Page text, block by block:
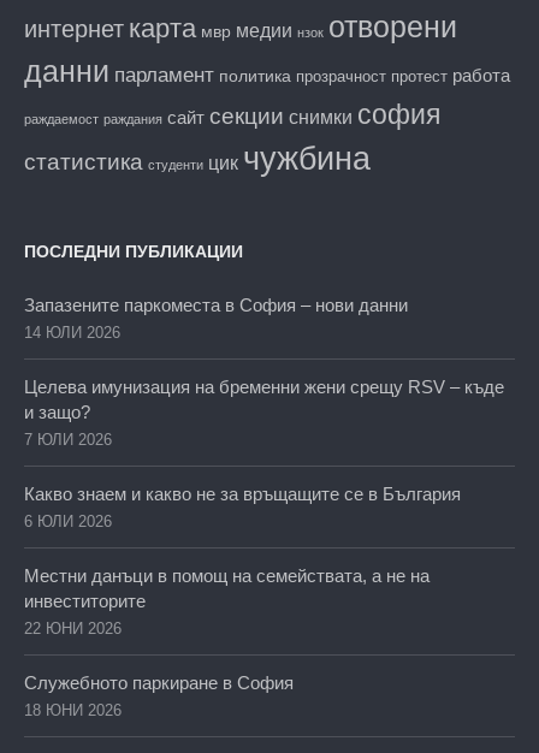
интернет карта мвр медии нзок отворени
данни парламент политика прозрачност протест работа
раждаемост раждания сайт секции снимки софия
статистика студенти цик чужбина
ПОСЛЕДНИ ПУБЛИКАЦИИ
Запазените паркоместа в София – нови данни
14 ЮЛИ 2026
Целева имунизация на бременни жени срещу RSV – къде
и защо?
7 ЮЛИ 2026
Какво знаем и какво не за връщащите се в България
6 ЮЛИ 2026
Местни данъци в помощ на семействата, а не на
инвеститорите
22 ЮНИ 2026
Служебното паркиране в София
18 ЮНИ 2026